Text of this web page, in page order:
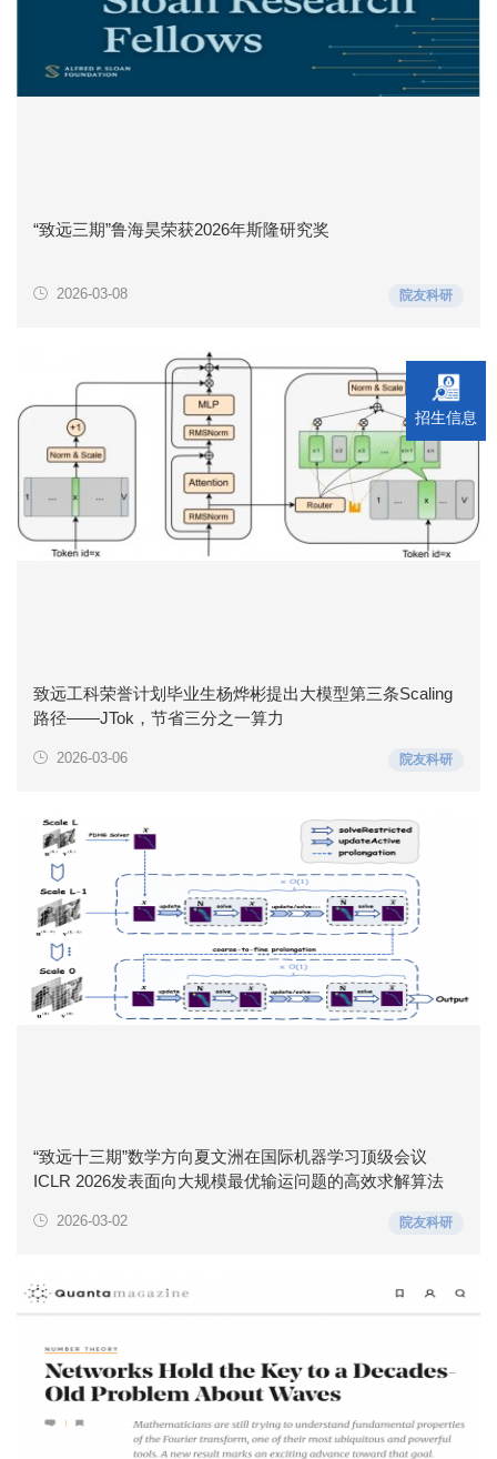
“致远三期”鲁海昊荣获2026年斯隆研究奖
2026-03-08 院友科研
致远工科荣誉计划毕业生杨烨彬提出大模型第三条Scaling
路径——JTok，节省三分之一算力
2026-03-06 院友科研
“致远十三期”数学方向夏文洲在国际机器学习顶级会议
ICLR 2026发表面向大规模最优输运问题的高效求解算法
2026-03-02 院友科研
招生信息